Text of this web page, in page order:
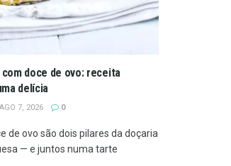
doce de ovo: receita
delícia
7, 2026 0
de ovo são dois pilares da doçaria
— e juntos numa tarte